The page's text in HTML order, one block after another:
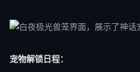
宠物解锁日程：